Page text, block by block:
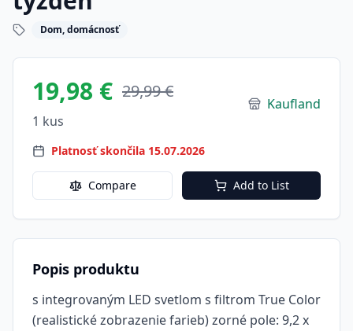
Dom, domácnosť
19,98 € 29,99 €
1 kus
Kaufland
Platnosť skončila 15.07.2026
Compare Add to List
Popis produktu
s integrovaným LED svetlom s filtrom True Color
(realistické zobrazenie farieb) zorné pole: 9,2 x